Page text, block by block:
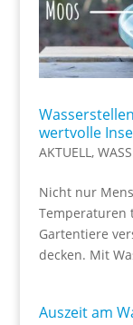
wertvolle
AKTUELL,
Nicht nur
Temperaturen
Gartentiere
decken. Mit
Auszeit am